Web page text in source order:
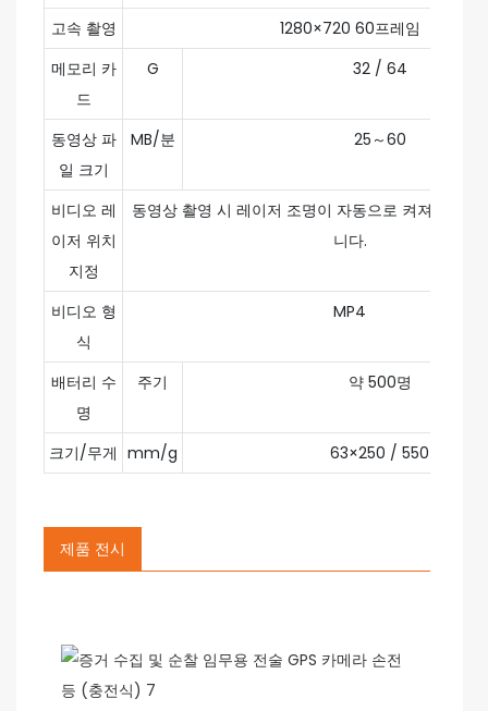
고속 촬영
1280×720 60프레임
메모리 카
드
G 32 / 64
동영상 파
일 크기
MB/분 25～60
비디오 레
이저 위치
지정
동영상 촬영 시 레이저 조명이 자동으로 켜져 영상
니다.
비디오 형
식
MP4
배터리 수
명
주기 약 500명
크기/무게 mm/g 63×250 / 550
제품 전시